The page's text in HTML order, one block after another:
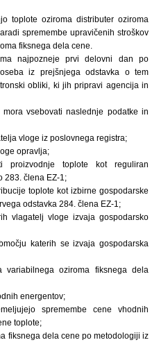
toplote oziroma distributer oziroma
spremembe upravičenih stroškov
fiksnega dela cene.
najpozneje prvi delovni dan po
iz prejšnjega odstavka o tem
obliki, ki jih pripravi agencija in
vsebovati naslednje podatke in
vloge iz poslovnega registra;
opravlja;
toplote kot reguliran
283. člena EZ-1;
toplote kot izbirne gospodarske
odstavka 284. člena EZ-1;
vlagatelj vloge izvaja gospodarsko
katerih se izvaja gospodarska
variabilnega oziroma fiksnega dela
energentov;
spremembe cene vhodnih
toplote;
fiksnega dela cene po metodologiji iz